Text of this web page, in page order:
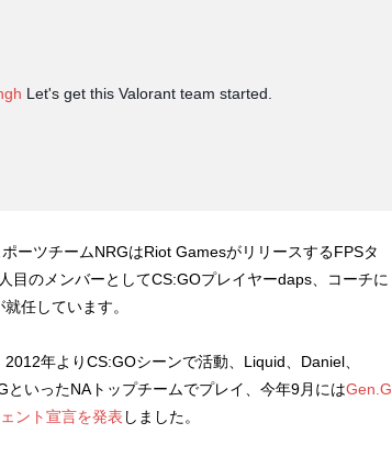
Let's get this Valorant team started.
ーツチームNRGはRiot GamesがリリースするFPSタ
目のメンバーとしてCS:GOプレイヤーdaps、コーチに
任しています。
年よりCS:GOシーンで活動、Liquid、Daniel、
いったNAトップチームでプレイ、今年9月にはGen.G
ント宣言を発表 しました。